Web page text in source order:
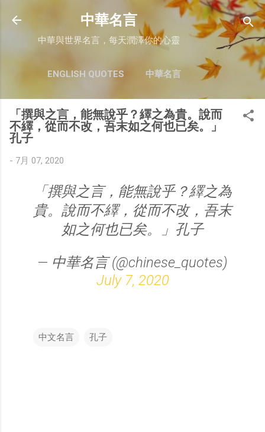
跳至主要內容
中華名言
中華與世界名言，每天潤澤你的心靈
ENGLISH QUOTES 中華名言
「撰與之言，能無說乎？繹之為貴。說而
不繹，從而不改，吾末如之何也已矣。」
孔子
- 7月 07, 2020
「撰與之言，能無說乎？繹之為
貴。說而不繹，從而不改，吾末
如之何也已矣。」孔子
— 中華名言 (@chinese_quotes)
July 7, 2020
中文名言 孔子